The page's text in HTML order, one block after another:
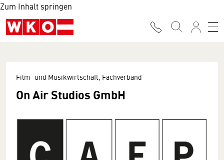
Zum Inhalt springen
Film- und Musikwirtschaft, Fachverband
On Air Studios GmbH